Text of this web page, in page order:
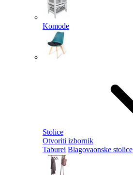
Komode
Stolice
Otvoriti izbornik
Taburei Blagovaonske stolice